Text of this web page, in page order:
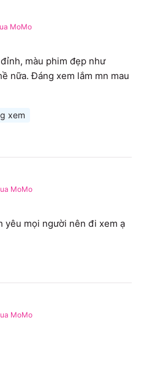
MoMo
màu phim đẹp như
nữa. Đáng xem lắm mn mau
xem
MoMo
yêu mọi người nên đi xem ạ
MoMo